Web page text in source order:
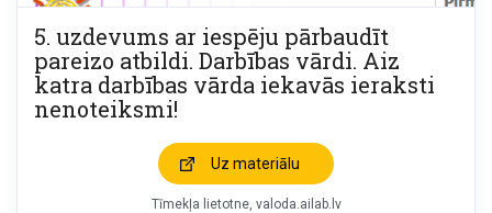
5. uzdevums ar iespēju pārbaudīt
pareizo atbildi. Darbības vārdi. Aiz
katra darbības vārda iekavās ieraksti
nenoteiksmi!
Uz materiālu
Tīmekļa lietotne valoda.ailab.lv